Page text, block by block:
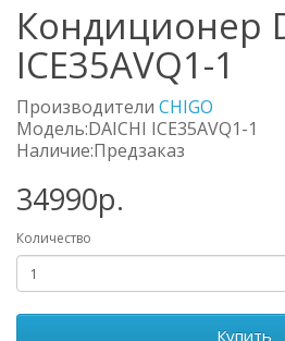
Кондиционер
ICE35AVQ1-1
Производители CHIGO
Модель:DAICHI ICE35AVQ1-1
Наличие:Предзаказ
34990р.
Количество
Купить